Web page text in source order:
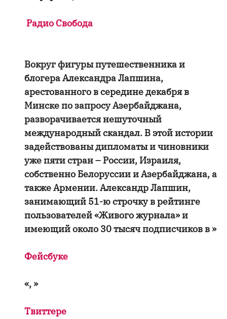
Радио Свобода
Вокруг фигуры путешественника и
блогера Александра Лапшина,
арестованного в середине декабря в
Минске по запросу Азербайджана,
разворачивается нешуточный
международный скандал. В этой истории
задействованы дипломаты и чиновники
уже пяти стран – России, Израиля,
собственно Белоруссии и Азербайджана, а
также Армении. Александр Лапшин,
занимающий 51-ю строчку в рейтинге
пользователей «Живого журнала» и
имеющий около 30 тысяч подписчиков в »
Фейсбуке
«, »
Твиттере